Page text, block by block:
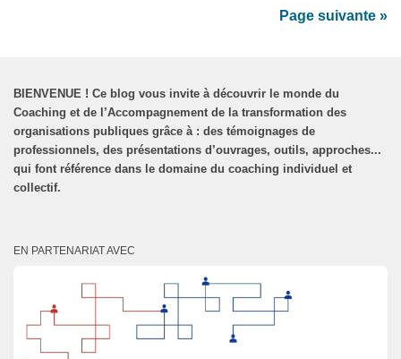
Page suivante »
BIENVENUE ! Ce blog vous invite à découvrir le monde du
Coaching et de l’Accompagnement de la transformation des
organisations publiques grâce à : des témoignages de
professionnels, des présentations d’ouvrages, outils, approches...
qui font référence dans le domaine du coaching individuel et
collectif.
EN PARTENARIAT AVEC